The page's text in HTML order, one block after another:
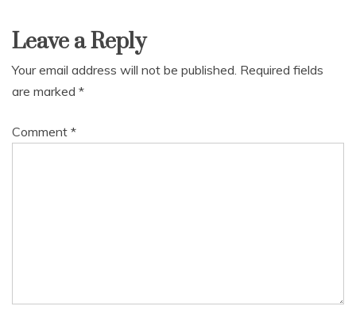
Leave a Reply
Your email address will not be published. Required fields
are marked *
Comment *